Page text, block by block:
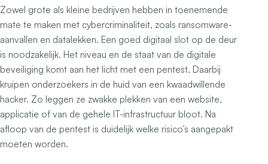
Zowel grote als kleine bedrijven hebben in toenemende
mate te maken met cybercriminaliteit, zoals ransomware-
aanvallen en datalekken. Een goed digitaal slot op de deur
is noodzakelijk. Het niveau en de staat van de digitale
beveiliging komt aan het licht met een pentest. Daarbij
kruipen onderzoekers in de huid van een kwaadwillende
hacker. Zo leggen ze zwakke plekken van een website,
applicatie of van de gehele IT-infrastructuur bloot. Na
afloop van de pentest is duidelijk welke risico’s aangepakt
moeten worden.